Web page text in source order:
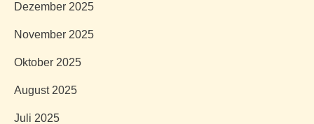
Dezember 2025
November 2025
Oktober 2025
August 2025
Juli 2025